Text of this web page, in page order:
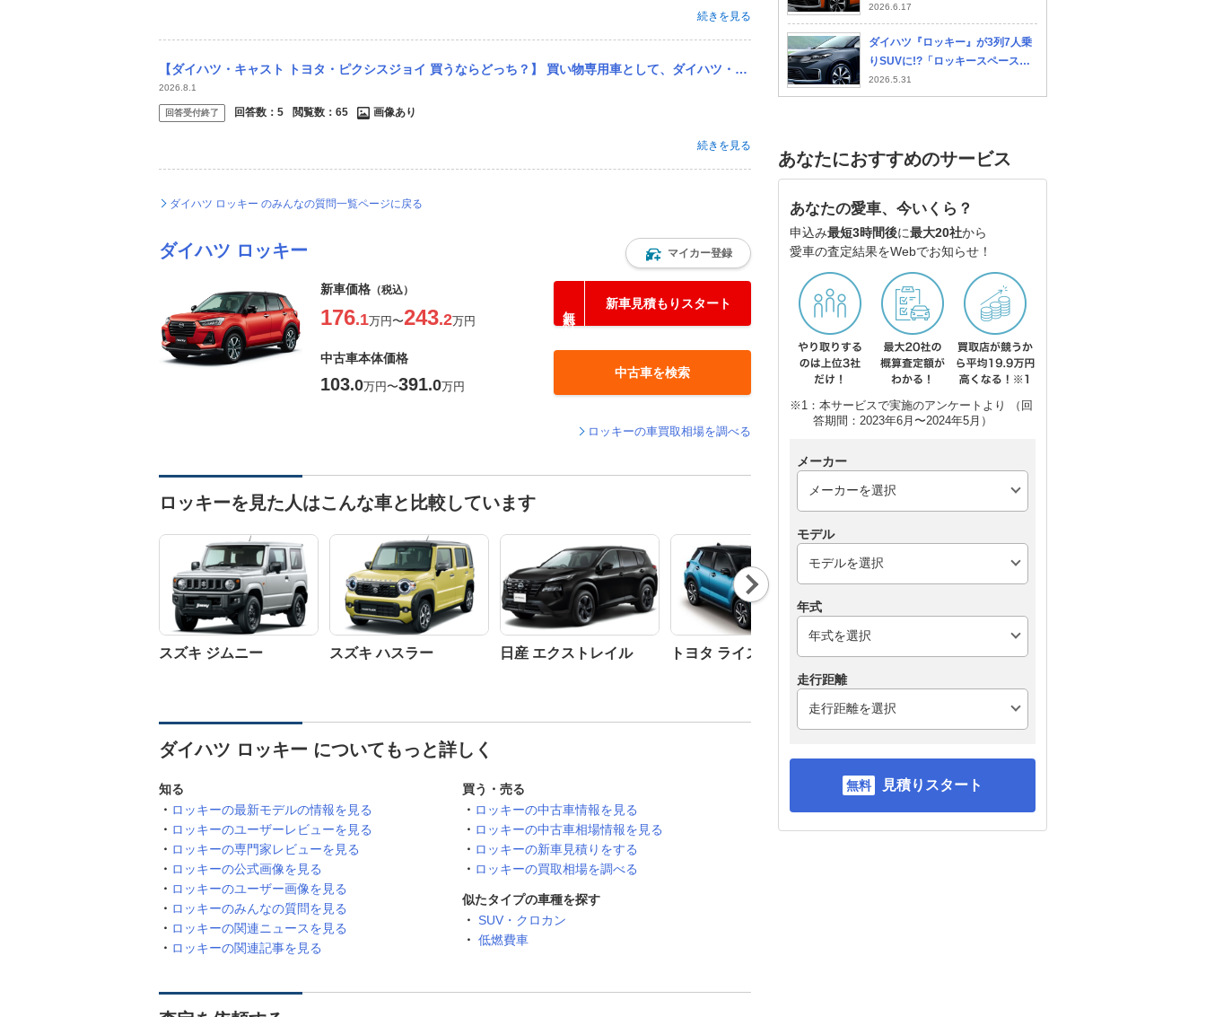
続きを見る
【ダイハツ・キャスト トヨタ・ピクシスジョイ 買うならどっち？】 買い物専用車として、ダイハツ・キャストか、トヨタ・ピクシスジョイ（キャストのOEM車）を買おうと思います。 但し、生産は既に終...
2026.8.1
回答受付終了 回答数： 5 閲覧数： 65 画像あり
続きを見る
ダイハツ ロッキー のみんなの質問一覧ページに戻る
ダイハツ ロッキー マイカー登録
新車価格 （税込）
176.1万円〜243.2万円
新車見積もりスタート
中古車本体価格
103.0万円〜391.0万円
中古車を検索
ロッキーの車買取相場を調べる
ロッキーを見た人はこんな車と比較しています
スズキ ジムニー スズキ ハスラー 日産 エクストレイル トヨタ ライズ スバル フォレスター
トヨタ ハリアーハイブ
Nex
t
ダイハツ ロッキー についてもっと詳しく
知る
ロッキーの最新モデルの情報を見る
ロッキーのユーザーレビューを見る
ロッキーの専門家レビューを見る
ロッキーの公式画像を見る
ロッキーのユーザー画像を見る
ロッキーのみんなの質問を見る
ロッキーの関連ニュースを見る
ロッキーの関連記事を見る
買う・売る
ロッキーの中古車情報を見る
ロッキーの中古車相場情報を見る
ロッキーの新車見積りをする
ロッキーの買取相場を調べる
似たタイプの車種を探す
SUV・クロカン
低燃費車
長4.4mがもたらすSUV空間革命
2026.6.17
ダイハツ『ロッキー』が3列7人乗
りSUVに!?「ロッキースペース」
登場の可能性は
2026.5.31
あなたにおすすめのサービス
あなたの愛車、今いくら？
申込み最短3時間後に最大20社から
愛車の査定結果をWebでお知らせ！
※1：本サービスで実施のアンケートより （回
答期間：2023年6月〜2024年5月）
メーカー
モデル
年式
走行距離
見積りスタート